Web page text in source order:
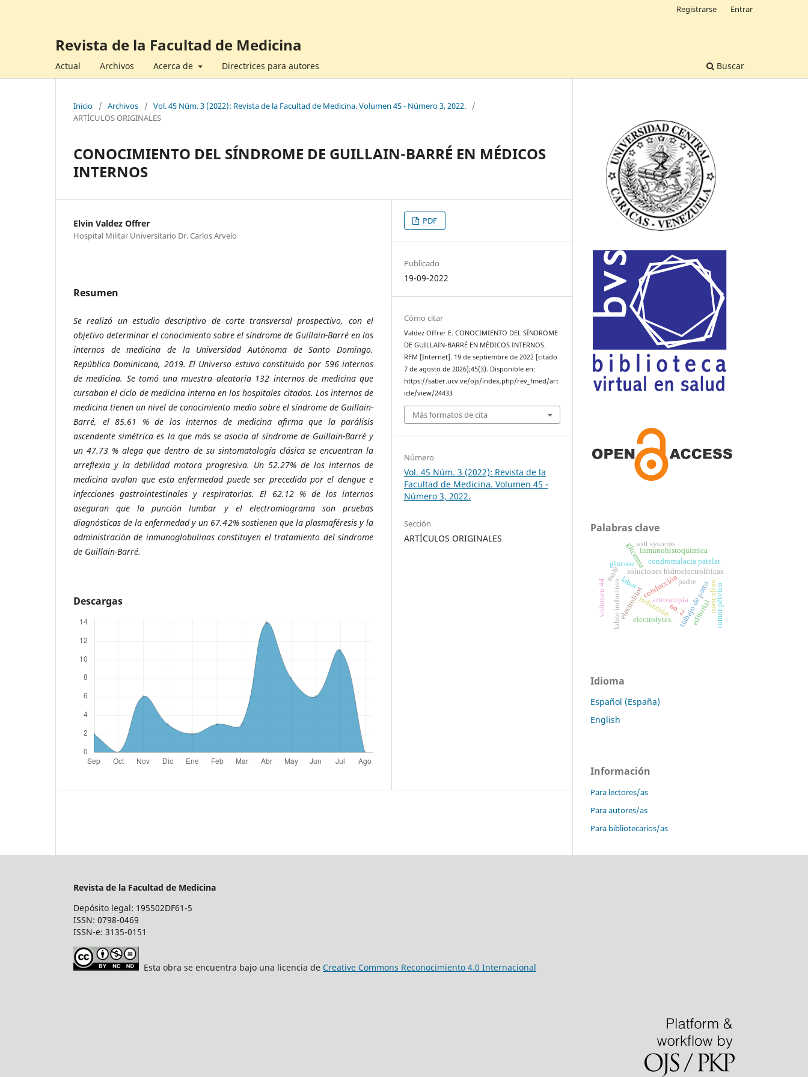
Revista de la Facultad de Medicina
Actual Archivos Acerca de Directrices para autores Buscar
Registrarse Entrar
Inicio / Archivos / Vol. 45 Núm. 3 (2022): Revista de la Facultad de Medicina. Volumen 45 - Número 3, 2022.
/
ARTÍCULOS ORIGINALES
CONOCIMIENTO DEL SÍNDROME DE GUILLAIN-BARRÉ EN MÉDICOS
INTERNOS
Elvin Valdez Offrer
Hospital Militar Universitario Dr. Carlos Arvelo
Resumen
Se realizó un estudio descriptivo de corte transversal prospectivo, con el
objetivo determinar el conocimiento sobre el síndrome de Guillain-Barré en los
internos de medicina de la Universidad Autónoma de Santo Domingo,
República Dominicana, 2019. El Universo estuvo constituido por 596 internos
de medicina. Se tomó una muestra aleatoria 132 internos de medicina que
cursaban el ciclo de medicina interna en los hospitales citados. Los internos de
medicina tienen un nivel de conocimiento medio sobre el síndrome de Guillain-
Barré, el 85.61 % de los internos de medicina afirma que la parálisis
ascendente simétrica es la que más se asocia al síndrome de Guillain-Barré y
un 47.73 % alega que dentro de su sintomatología clásica se encuentran la
arreflexia y la debilidad motora progresiva. Un 52.27% de los internos de
medicina avalan que esta enfermedad puede ser precedida por el dengue e
infecciones gastrointestinales y respiratorias. El 62.12 % de los internos
aseguran que la punción lumbar y el electromiograma son pruebas
diagnósticas de la enfermedad y un 67.42% sostienen que la plasmaféresis y la
administración de inmunoglobulinas constituyen el tratamiento del síndrome
de Guillain-Barré.
Descargas
PDF
Publicado
19-09-2022
Cómo citar
Valdez Offrer E. CONOCIMIENTO DEL SÍNDROME
DE GUILLAIN-BARRÉ EN MÉDICOS INTERNOS.
RFM [Internet]. 19 de septiembre de 2022 [citado
7 de agosto de 2026];45(3). Disponible en:
https://saber.ucv.ve/ojs/index.php/rev_fmed/art
icle/view/24433
Más formatos de cita
Número
Vol. 45 Núm. 3 (2022): Revista de la
Facultad de Medicina. Volumen 45 -
Número 3, 2022.
Sección
ARTÍCULOS ORIGINALES
Palabras clave
inducción
conduccióntrabajo de parto
soluciones hidroelectrolíticas
glicemia
electrolitos
labor inductionlabor
glucose
electrolytes.
condromalacia patelar
artroscopia masculinotumor pélvico
inmunohistoquímica
male
editorial
no. 2
volumen 44
soft systems
padre
Idioma
Español (España)
English
Información
Para lectores/as
Para autores/as
Para bibliotecarios/as
Revista de la Facultad de Medicina
Depósito legal: 195502DF61-5
ISSN: 0798-0469
ISSN-e: 3135-0151
Esta obra se encuentra bajo una licencia de Creative Commons Reconocimiento 4.0 Internacional